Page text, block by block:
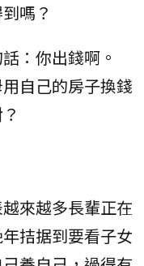
嗎？
：你出錢啊。
自己的房子換錢
來越多長輩正在
拮据到要看子女